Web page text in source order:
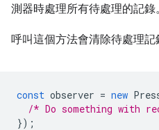
測器時處理所有待處理的記錄。
呼叫這個方法會清除待處理記
const observer = new
/* Do something with
});